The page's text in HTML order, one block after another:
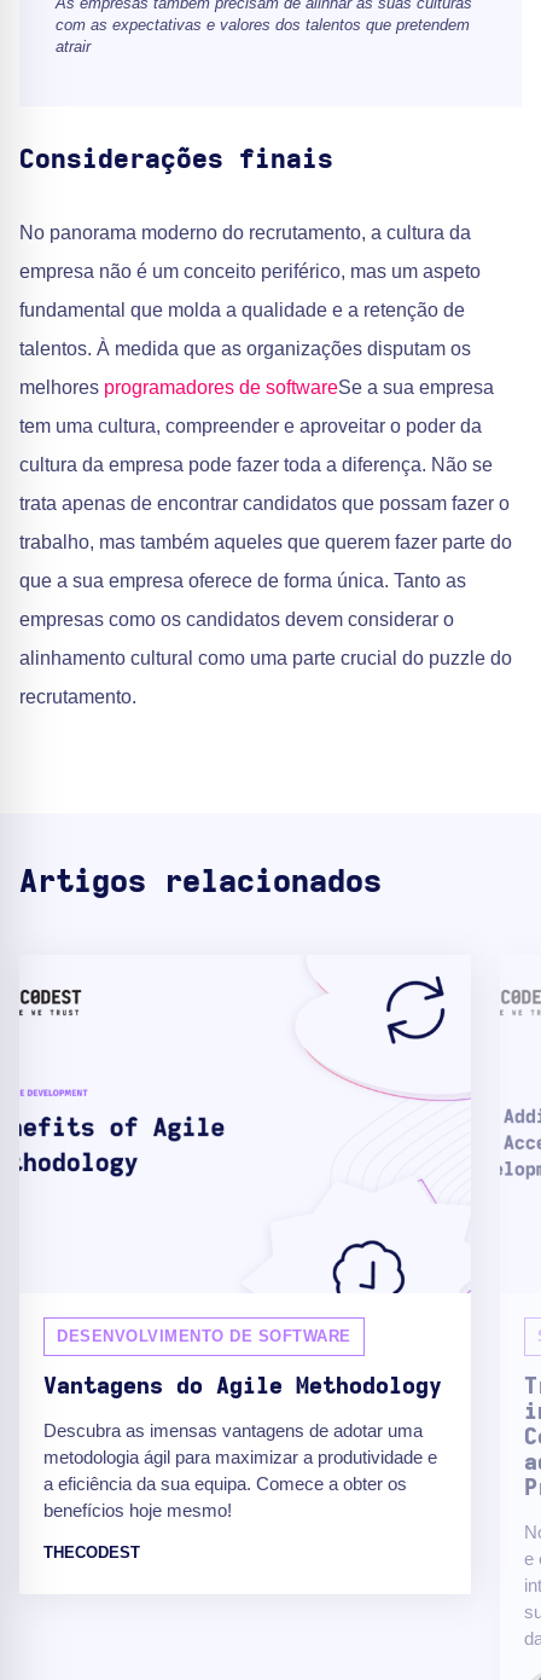
com as expectativas e valores dos talentos que pretendem
atrair
Considerações finais
No panorama moderno do recrutamento, a cultura da
empresa não é um conceito periférico, mas um aspeto
fundamental que molda a qualidade e a retenção de
talentos. À medida que as organizações disputam os
melhores programadores de softwareSe a sua empresa
tem uma cultura, compreender e aproveitar o poder da
cultura da empresa pode fazer toda a diferença. Não se
trata apenas de encontrar candidatos que possam fazer o
trabalho, mas também aqueles que querem fazer parte do
que a sua empresa oferece de forma única. Tanto as
empresas como os candidatos devem considerar o
alinhamento cultural como uma parte crucial do puzzle do
recrutamento.
Artigos relacionados
DESENVOLVIMENTO DE SOFTWARE
Vantagens do Agile Methodology
Descubra as imensas vantagens de adotar uma
metodologia ágil para maximizar a produtividade e
a eficiência da sua equipa. Comece a obter os
benefícios hoje mesmo!
THECODEST
e